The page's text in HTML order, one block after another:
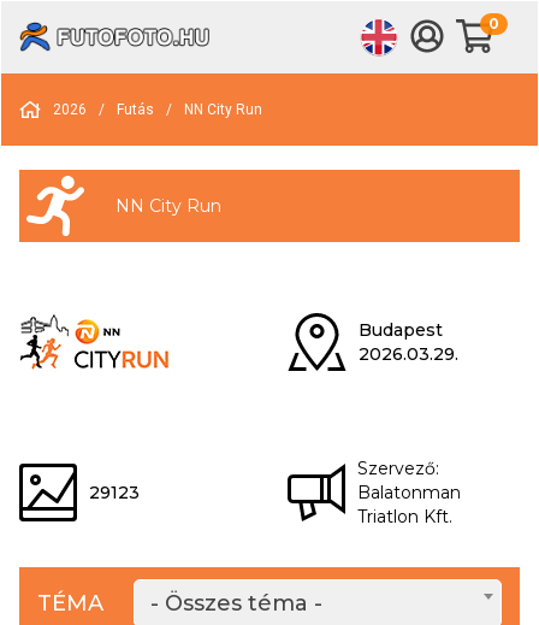
0
2026 / Futás / NN City Run
NN City Run
Budapest
2026.03.29.
29123
Szervező:
Balatonman
Triatlon Kft.
TÉMA - Összes téma -